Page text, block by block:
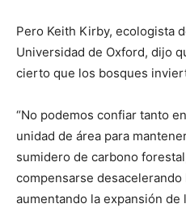
Pero Keith Kirby, ecologista
Universidad de Oxford, dijo
cierto que los bosques
“No podemos confiar tanto
unidad de área para
sumidero de carbono
compensarse
aumentando la expansión